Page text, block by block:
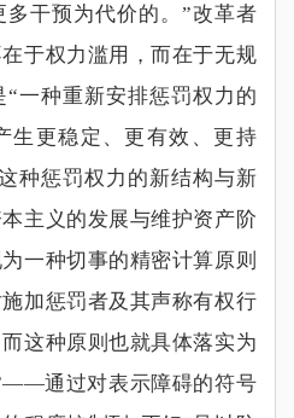
干预为代价的。 ”改革者
于权力滥用，而在于无规
“一种重新安排惩罚权力的
生更稳定、更有效、更持
种惩罚权力的新结构与新
主义的发展与维护资产阶
一种切事的精密计算原则
加惩罚者及其声称有权行
这种原则也就具体落实为
通过对表示障碍的符号